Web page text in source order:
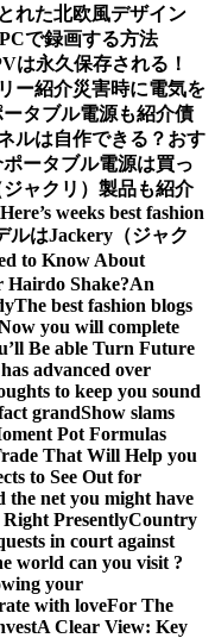
れた北欧風デザイン
で録画する方法
は永久保存される！
ー紹介災害時に電気を
タブル電源も紹介債
ルは自作できる？おす
ポータブル電源は買っ
ャクリ）製品も紹介
Here’s weeks best fashion
ルはJackery（ジャク
to Know About
Hairdo Shake?An
The best fashion blogs
you will complete
Be able Turn Future
advanced over
to keep you sound
grandShow slams
Pot Formulas
That Will Help you
to See Out for
the net you might have
PresentlyCountry
in court against
world can you visit ?
your
with loveFor The
A Clear View: Key